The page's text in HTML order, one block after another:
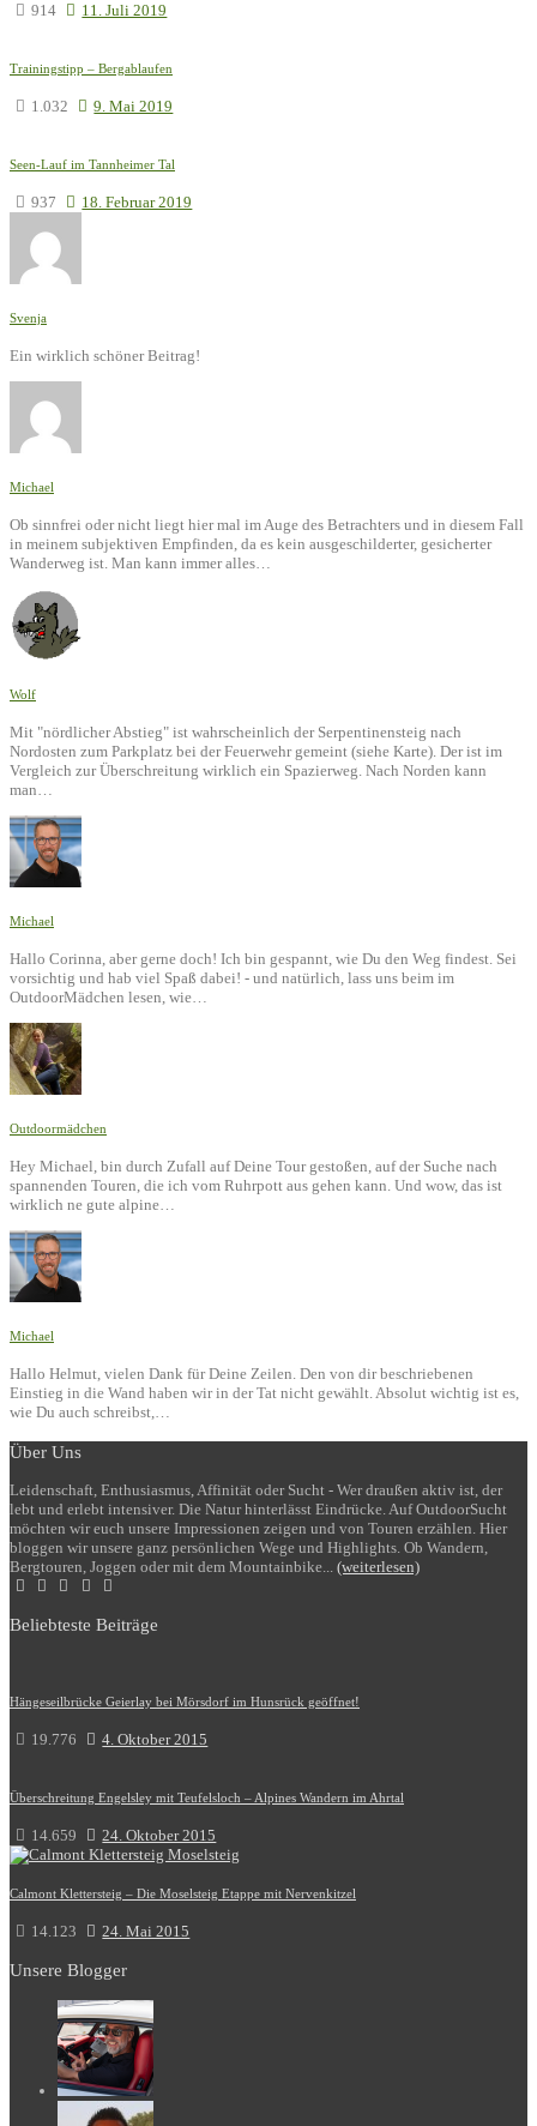
914 11. Juli 2019
Trainingstipp – Bergablaufen
1.032 9. Mai 2019
Seen-Lauf im Tannheimer Tal
937 18. Februar 2019
Svenja
Ein wirklich schöner Beitrag!
Michael
Ob sinnfrei oder nicht liegt hier mal im Auge des Betrachters und in diesem Fall
in meinem subjektiven Empfinden, da es kein ausgeschilderter, gesicherter
Wanderweg ist. Man kann immer alles…
Wolf
Mit "nördlicher Abstieg" ist wahrscheinlich der Serpentinensteig nach
Nordosten zum Parkplatz bei der Feuerwehr gemeint (siehe Karte). Der ist im
Vergleich zur Überschreitung wirklich ein Spazierweg. Nach Norden kann
man…
Michael
Hallo Corinna, aber gerne doch! Ich bin gespannt, wie Du den Weg findest. Sei
vorsichtig und hab viel Spaß dabei! - und natürlich, lass uns beim im
OutdoorMädchen lesen, wie…
Outdoormädchen
Hey Michael, bin durch Zufall auf Deine Tour gestoßen, auf der Suche nach
spannenden Touren, die ich vom Ruhrpott aus gehen kann. Und wow, das ist
wirklich ne gute alpine…
Michael
Hallo Helmut, vielen Dank für Deine Zeilen. Den von dir beschriebenen
Einstieg in die Wand haben wir in der Tat nicht gewählt. Absolut wichtig ist es,
wie Du auch schreibst,…
Über Uns
Leidenschaft, Enthusiasmus, Affinität oder Sucht - Wer draußen aktiv ist, der
lebt und erlebt intensiver. Die Natur hinterlässt Eindrücke. Auf OutdoorSucht
möchten wir euch unsere Impressionen zeigen und von Touren erzählen. Hier
bloggen wir unsere ganz persönlichen Wege und Highlights. Ob Wandern,
Bergtouren, Joggen oder mit dem Mountainbike... (weiterlesen)
Beliebteste Beiträge
Hängeseilbrücke Geierlay bei Mörsdorf im Hunsrück geöffnet!
19.776 4. Oktober 2015
Überschreitung Engelsley mit Teufelsloch – Alpines Wandern im Ahrtal
14.659 24. Oktober 2015
Calmont Klettersteig – Die Moselsteig Etappe mit Nervenkitzel
14.123 24. Mai 2015
Unsere Blogger